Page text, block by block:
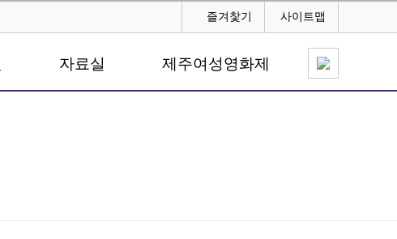
즐겨찿기 사이트맵
자료실 제주여성영화제